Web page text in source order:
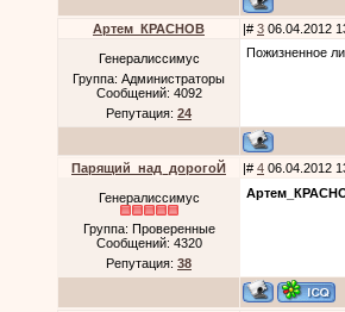
Артем_КРАСНОВ |# 3 06.04.2012
Генералиссимус
Группа: Администраторы
Сообщений: 4092
Репутация: 24
Пожизненное
Парящий_над_дорогоЙ |# 4 06.04.2012
Генералиссимус
Группа: Проверенные
Сообщений: 4320
Репутация: 38